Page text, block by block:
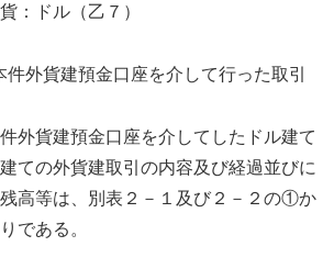
：ドル（乙７）
件外貨建預金口座を介して行った取引
外貨建預金口座を介してしたドル建て
ての外貨建取引の内容及び経過並びに
高等は、別表２－１及び２－２の①か
である。